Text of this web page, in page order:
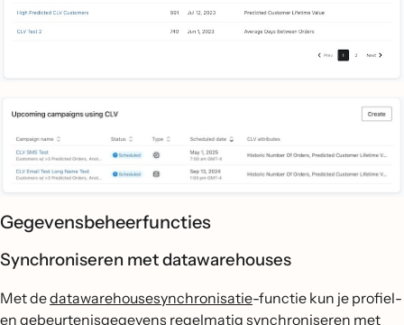
Gegevensbeheerfuncties
Synchroniseren met datawarehouses
Met dedatawarehousesynchronisatie-functie kun je profiel-
en gebeurtenisgegevens regelmatig synchroniseren met